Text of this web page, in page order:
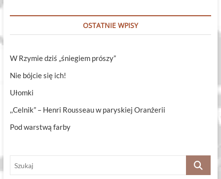
OSTATNIE WPISY
W Rzymie dziś „śniegiem prószy”
Nie bójcie się ich!
Ułomki
,,Celnik” – Henri Rousseau w paryskiej Oranżerii
Pod warstwą farby
Szukaj